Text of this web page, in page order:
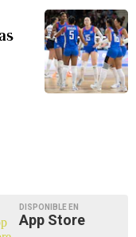
DISPONIBLE EN
App Store